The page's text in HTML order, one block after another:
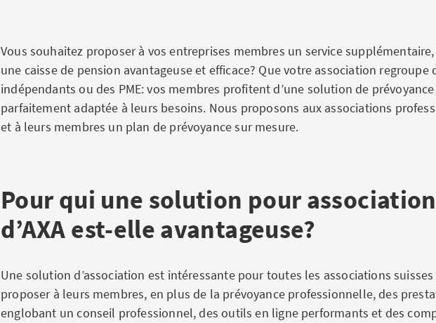
Vous souhaitez proposer à vos entreprises membres un service
une caisse de pension avantageuse et efficace? Que votre association regroupe
indépendants ou des PME: vos membres profitent d’une solution de
parfaitement adaptée à leurs besoins. Nous proposons aux associations
et à leurs membres un plan de prévoyance sur mesure.
Pour qui une solution pour association
d’AXA est-elle avantageuse?
Une solution d’association est intéressante pour toutes les associations
proposer à leurs membres, en plus de la prévoyance professionnelle, des
englobant un conseil professionnel, des outils en ligne performants et des